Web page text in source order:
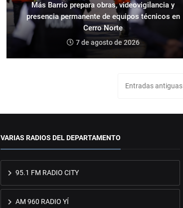
Más Barrio prepara obras, videovigilancia y
presencia permanente de equipos técnicos en
Cerro Norte
7 de agosto de 2026
Entradas antiguas
VARIAS RADIOS DEL DEPARTAMENTO
95.1 FM RADIO CITY
AM 960 RADIO YÍ